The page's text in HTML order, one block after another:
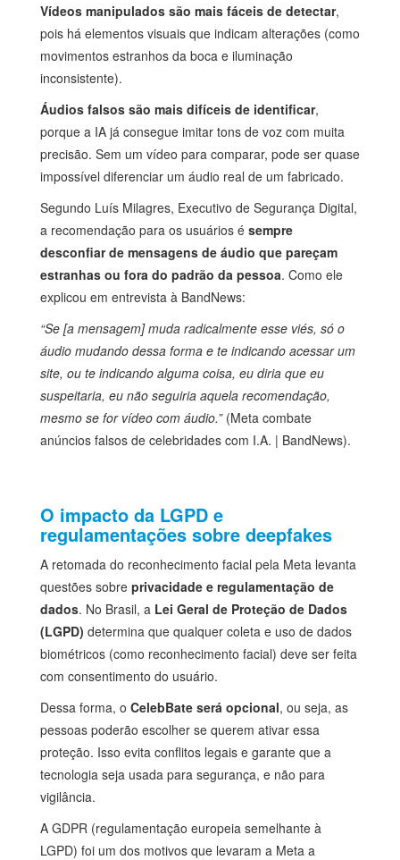
Vídeos manipulados são mais fáceis de detectar,
pois há elementos visuais que indicam alterações (como
movimentos estranhos da boca e iluminação
inconsistente).
Áudios falsos são mais difíceis de identificar,
porque a IA já consegue imitar tons de voz com muita
precisão. Sem um vídeo para comparar, pode ser quase
impossível diferenciar um áudio real de um fabricado.
Segundo Luís Milagres, Executivo de Segurança Digital,
a recomendação para os usuários é sempre
desconfiar de mensagens de áudio que pareçam
estranhas ou fora do padrão da pessoa. Como ele
explicou em entrevista à BandNews:
“Se [a mensagem] muda radicalmente esse viés, só o
áudio mudando dessa forma e te indicando acessar um
site, ou te indicando alguma coisa, eu diria que eu
suspeitaria, eu não seguiria aquela recomendação,
mesmo se for vídeo com áudio.”(Meta combate
anúncios falsos de celebridades com I.A. | BandNews).
O impacto da LGPD e
regulamentações sobre deepfakes
A retomada do reconhecimento facial pela Meta levanta
questões sobre privacidade e regulamentação de
dados. No Brasil, a Lei Geral de Proteção de Dados
(LGPD) determina que qualquer coleta e uso de dados
biométricos (como reconhecimento facial) deve ser feita
com consentimento do usuário.
Dessa forma, o CelebBate será opcional, ou seja, as
pessoas poderão escolher se querem ativar essa
proteção. Isso evita conflitos legais e garante que a
tecnologia seja usada para segurança, e não para
vigilância.
A GDPR (regulamentação europeia semelhante à
LGPD) foi um dos motivos que levaram a Meta a